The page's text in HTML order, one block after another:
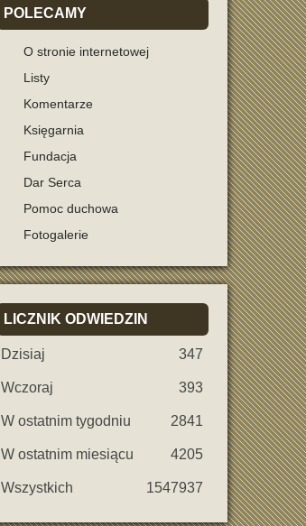
POLECAMY
O stronie internetowej
Listy
Komentarze
Księgarnia
Fundacja
Dar Serca
Pomoc duchowa
Fotogalerie
LICZNIK ODWIEDZIN
Dzisiaj 347
Wczoraj 393
W ostatnim tygodniu 2841
W ostatnim miesiącu 4205
Wszystkich 1547937